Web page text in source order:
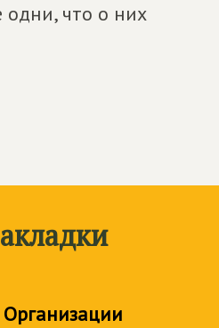
одни, что о них
Организации